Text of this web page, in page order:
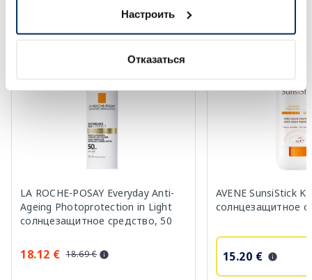
Настроить
Отказаться
Более...
LA ROCHE-POSAY Everyday Anti-
Ageing Photoprotection in Light
солнцезащитное средство, 50
18.12 € 18.69 €
AVENE SunsiStick
солнцезащитное
15.20 €